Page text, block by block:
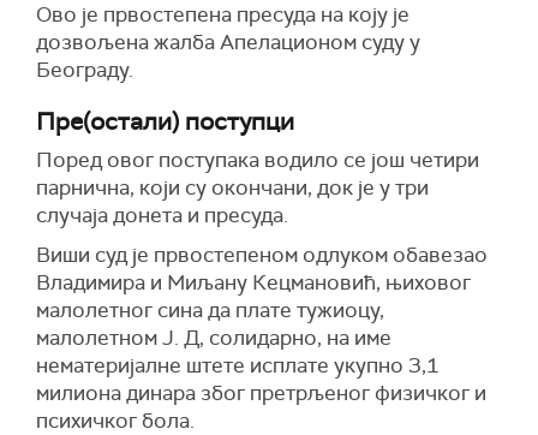
Ово је првостепена пресуда на коју је
дозвољена жалба Апелационом суду у
Београду.
Пре(остали) поступци
Поред овог поступака водило се још четири
парнична, који су окончани, док је у три
случаја донета и пресуда.
Виши суд је првостепеном одлуком обавезао
Владимира и Миљану Кецмановић, њиховог
малолетног сина да плате тужиоцу,
малолетном Ј. Д, солидарно, на име
нематеријалне штете исплате укупно 3,1
милиона динара због претрљеног физичког и
психичког бола.